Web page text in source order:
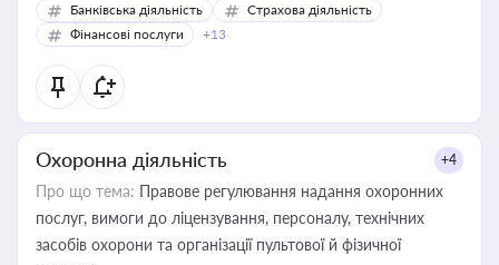
Банківська діяльність
Страхова діяльність
Фінансові послуги
+13
Охоронна діяльність +4
Про що тема: Правове регулювання надання охоронних
послуг, вимоги до ліцензування, персоналу, технічних
засобів охорони та організації пультової й фізичної